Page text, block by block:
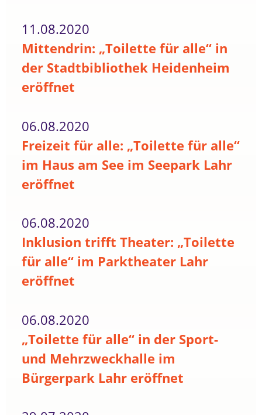
11.08.2020
Mittendrin: „Toilette für alle“ in
der Stadtbibliothek Heidenheim
eröffnet
06.08.2020
Freizeit für alle: „Toilette für alle“
im Haus am See im Seepark Lahr
eröffnet
06.08.2020
Inklusion trifft Theater: „Toilette
für alle“ im Parktheater Lahr
eröffnet
06.08.2020
„Toilette für alle“ in der Sport-
und Mehrzweckhalle im
Bürgerpark Lahr eröffnet